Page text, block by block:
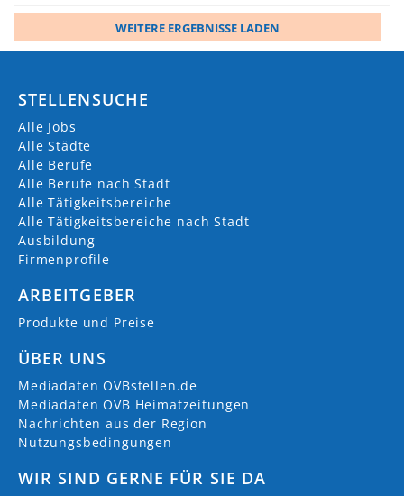
WEITERE ERGEBNISSE LADEN
STELLENSUCHE
Alle Jobs
Alle Städte
Alle Berufe
Alle Berufe nach Stadt
Alle Tätigkeitsbereiche
Alle Tätigkeitsbereiche nach Stadt
Ausbildung
Firmenprofile
ARBEITGEBER
Produkte und Preise
ÜBER UNS
Mediadaten OVBstellen.de
Mediadaten OVB Heimatzeitungen
Nachrichten aus der Region
Nutzungsbedingungen
WIR SIND GERNE FÜR SIE DA